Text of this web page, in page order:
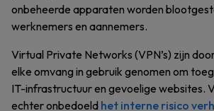
onbeheerde apparaten worden
werknemers en aannemers.
Virtual Private Networks (VPN’s) zijn
elke omvang in gebruik genomen om
IT-infrastructuur en gevoelige websites.
echter onbedoeld het interne risico